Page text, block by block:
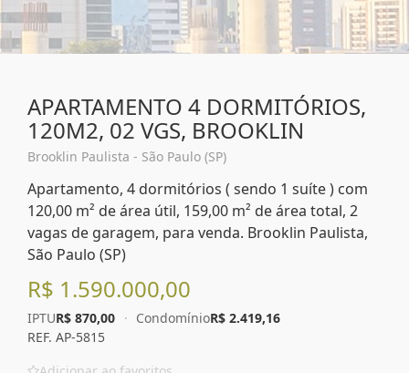
APARTAMENTO 4 DORMITÓRIOS,
120M2, 02 VGS, BROOKLIN
Brooklin Paulista - São Paulo (SP)
Apartamento, 4 dormitórios ( sendo 1 suíte ) com
120,00 m² de área útil, 159,00 m² de área total, 2
vagas de garagem, para venda. Brooklin Paulista,
São Paulo (SP)
R$ 1.590.000,00
IPTUR$ 870,00 · CondomínioR$ 2.419,16
REF. AP-5815